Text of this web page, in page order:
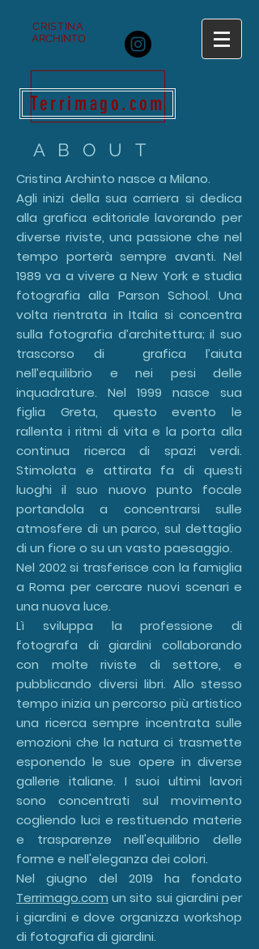
CRISTINA
ARCHINTO
Terrimago.com
ABOUT
Cristina Archinto nasce a Milano.
Agli inizi della sua carriera si dedica
alla grafica editoriale lavorando per
diverse riviste, una passione che nel
tempo porterà sempre avanti. Nel
1989 va a vivere a New York e studia
fotografia alla Parson School. Una
volta rientrata in Italia si concentra
sulla fotografia d’architettura; il suo
trascorso di grafica l’aiuta
nell’equilibrio e nei pesi delle
inquadrature. Nel 1999 nasce sua
figlia Greta, questo evento le
rallenta i ritmi di vita e la porta alla
continua ricerca di spazi verdi.
Stimolata e attirata fa di questi
luoghi il suo nuovo punto focale
portandola a concentrarsi sulle
atmosfere di un parco, sul dettaglio
di un fiore o su un vasto paesaggio.
Nel 2002 si trasferisce con la famiglia
a Roma per cercare nuovi scenari e
una nuova luce.
Lì sviluppa la professione di
fotografa di giardini collaborando
con molte riviste di settore, e
pubblicando diversi libri. Allo stesso
tempo inizia un percorso più artistico
una ricerca sempre incentrata sulle
emozioni che la natura ci trasmette
esponendo le sue opere in diverse
gallerie italiane. I suoi ultimi lavori
sono concentrati sul movimento
cogliendo luci e restituendo materie
e trasparenze nell'equilibrio delle
forme e nell'eleganza dei colori.
Nel giugno del 2019 ha fondato
Terrimago.com un sito sui giardini per
i giardini e doveorganizza workshop
di fotografia di giardini.